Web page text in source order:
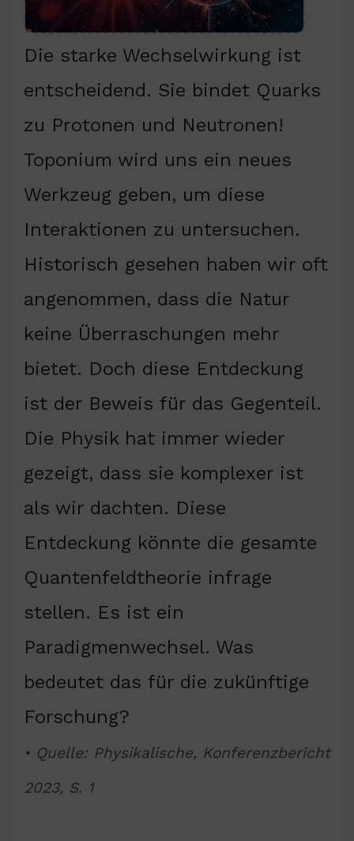
Die starke Wechselwirkung ist
entscheidend. Sie bindet Quarks
zu Protonen und Neutronen!
Toponium wird uns ein neues
Werkzeug geben, um diese
Interaktionen zu untersuchen.
Historisch gesehen haben wir oft
angenommen, dass die Natur
keine Überraschungen mehr
bietet. Doch diese Entdeckung
ist der Beweis für das Gegenteil.
Die Physik hat immer wieder
gezeigt, dass sie komplexer ist
als wir dachten. Diese
Entdeckung könnte die gesamte
Quantenfeldtheorie infrage
stellen. Es ist ein
Paradigmenwechsel. Was
bedeutet das für die zukünftige
Forschung?
• Quelle: Physikalische, Konferenzbericht
2023, S. 1